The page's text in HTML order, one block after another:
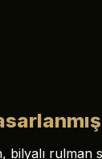
bilyalı